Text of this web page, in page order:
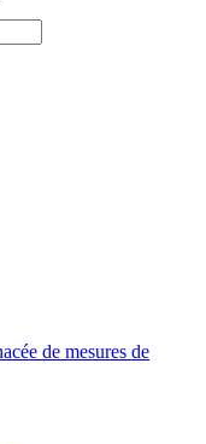
de mesures de